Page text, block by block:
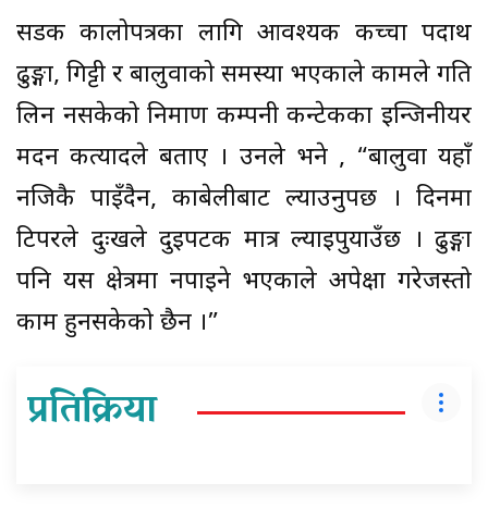
सडक कालोपत्रका लागि आवश्यक कच्चा पदार्थ
ढुङ्गा, गिट्टी र बालुवाको समस्या भएकाले कामले गति
लिन नसकेको निर्माण कम्पनी कन्टेकका इन्जिनीयर
मदन कत्यादले बताए । उनले भने , “बालुवा यहाँ
नजिकै पाइँदैन, काबेलीबाट ल्याउनुपर्छ । दिनमा
टिपरले दुःखले दुईपटक मात्र ल्याइपुर्याउँछ । ढुङ्गा
पनि यस क्षेत्रमा नपाइने भएकाले अपेक्षा गरेजस्तो
काम हुनसकेको छैन ।”
प्रतिक्रिया